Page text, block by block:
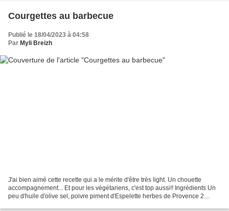
Courgettes au barbecue
Publié le 18/04/2023 à 04:58
Par Myli Breizh
J'ai bien aimé cette recette qui a le mérite d'être très light. Un chouette
accompagnement... Et pour les végétariens, c'est top aussi!! Ingrédients Un
peu d'huile d'olive sel, poivre piment d'Espelette herbes de Provence 2